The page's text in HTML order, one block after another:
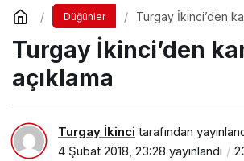
Düğünler
Turgay İkinci’den
Turgay İkinci’den
açıklama
Turgay İkinci tarafından
4 Şubat 2018, 23:28 yayınlandı